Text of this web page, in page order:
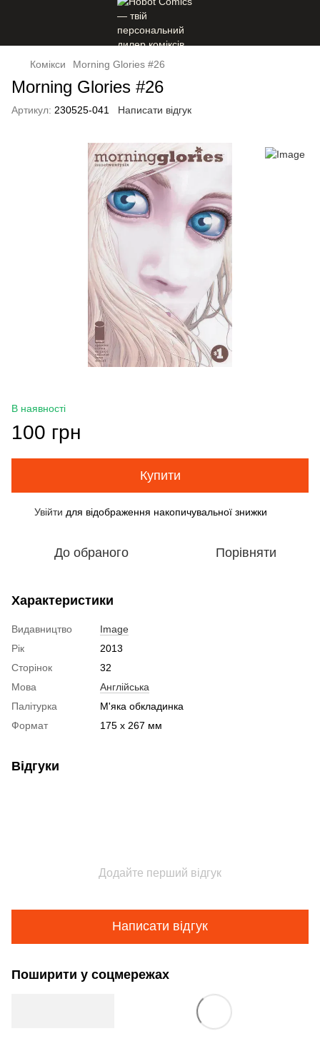
Комікси Morning Glories #26
Morning Glories #26
Артикул: 230525-041 Написати відгук
В наявності
100 грн
Купити
Увійти для відображення накопичувальної знижки
До обраного Порівняти
Характеристики
Видавництво
Image
Рік
2013
Сторінок
32
Мова
Англійська
Палітурка
М'яка обкладинка
Формат
175 x 267 мм
Відгуки
Додайте перший відгук
Написати відгук
Поширити у соцмережах